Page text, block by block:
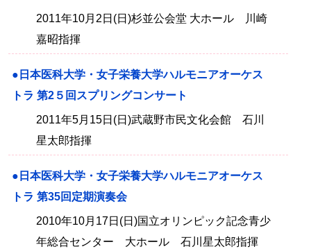
2011年10月2日(日)杉並公会堂 大ホール 川崎
嘉昭指揮
●日本医科大学・女子栄養大学ハルモニアオーケス
トラ 第2５回スプリングコンサート
2011年5月15日(日)武蔵野市民文化会館 石川
星太郎指揮
●日本医科大学・女子栄養大学ハルモニアオーケス
トラ 第35回定期演奏会
2010年10月17日(日)国立オリンピック記念青少
年総合センター 大ホール 石川星太郎指揮